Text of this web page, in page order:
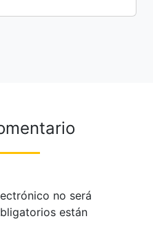
no será
están